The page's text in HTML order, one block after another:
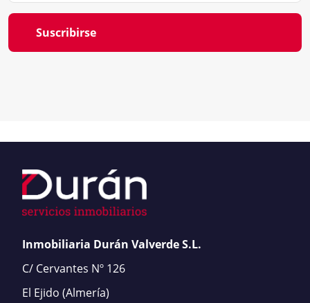
Suscribirse
Inmobiliaria Durán Valverde S.L.
C/ Cervantes Nº 126
El Ejido (Almería)